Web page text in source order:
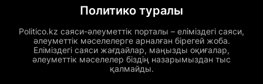
Политико туралы
Politico.kz саяси-әлеуметтік порталы – еліміздегі саяси,
әлеуметтік мәселелерге арналған бірегей жоба.
Еліміздегі саяси жағдайлар, маңызды оқиғалар,
әлеуметтік мәселелер біздің назарымыздан тыс
қалмайды.